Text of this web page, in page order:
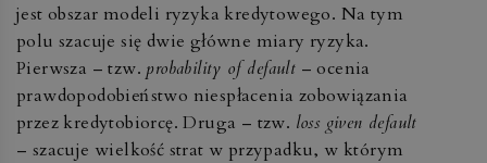
jest obszar modeli ryzyka kredytowego. Na tym
polu szacuje się dwie główne miary ryzyka.
Pierwsza – tzw. probability of default – ocenia
prawdopodobieństwo niespłacenia zobowiązania
przez kredytobiorcę. Druga – tzw. loss given default
– szacuje wielkość strat w przypadku, w którym